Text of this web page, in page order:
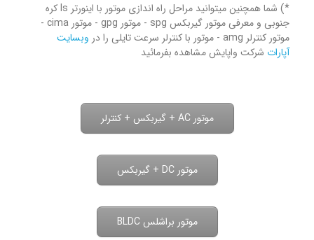
*) شما همچنین میتوانید مراحل راه اندازی موتور با اینورتر ls کره
جنوبی و معرفی موتور گیربکس spg - موتور gpg - موتور cima -
موتور کنترلر amg - موتور با کنترلر سرعت تایلی را در
وبسایت
آپارات شرکت واپایش مشاهده بفرمائید
موتور براشلس BLDC
موتور DC + گیربکس
موتور AC + گیربکس + کنترلر